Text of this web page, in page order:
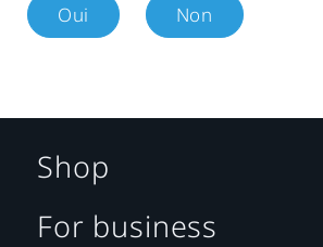
Oui Non
Shop
For business